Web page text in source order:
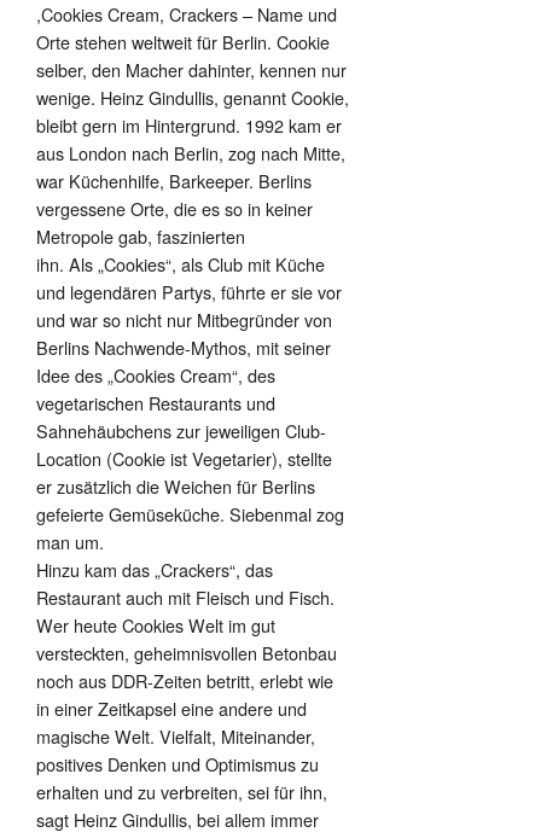
,Cookies Cream, Crackers – Name und
Orte stehen weltweit für Berlin. Cookie
selber, den Macher dahinter, kennen nur
wenige. Heinz Gindullis, genannt Cookie,
bleibt gern im Hintergrund. 1992 kam er
aus London nach Berlin, zog nach Mitte,
war Küchenhilfe, Barkeeper. Berlins
vergessene Orte, die es so in keiner
Metropole gab, faszinierten
ihn. Als „Cookies“, als Club mit Küche
und legendären Partys, führte er sie vor
und war so nicht nur Mitbegründer von
Berlins Nachwende-Mythos, mit seiner
Idee des „Cookies Cream“, des
vegetarischen Restaurants und
Sahnehäubchens zur jeweiligen Club-
Location (Cookie ist Vegetarier), stellte
er zusätzlich die Weichen für Berlins
gefeierte Gemüseküche. Siebenmal zog
man um.
Hinzu kam das „Crackers“, das
Restaurant auch mit Fleisch und Fisch.
Wer heute Cookies Welt im gut
versteckten, geheimnisvollen Betonbau
noch aus DDR-Zeiten betritt, erlebt wie
in einer Zeitkapsel eine andere und
magische Welt. Vielfalt, Miteinander,
positives Denken und Optimismus zu
erhalten und zu verbreiten, sei für ihn,
sagt Heinz Gindullis, bei allem immer